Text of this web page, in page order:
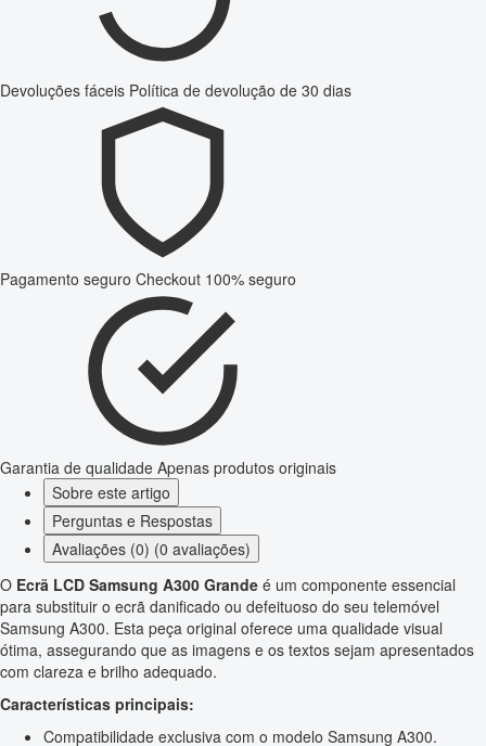
Devoluções fáceis Política de devolução de 30 dias
Pagamento seguro Checkout 100% seguro
Garantia de qualidade Apenas produtos originais
Sobre este artigo
Perguntas e Respostas
Avaliações (0) (0 avaliações)
O Ecrã LCD Samsung A300 Grande é um componente essencial
para substituir o ecrã danificado ou defeituoso do seu telemóvel
Samsung A300. Esta peça original oferece uma qualidade visual
ótima, assegurando que as imagens e os textos sejam apresentados
com clareza e brilho adequado.
Características principais:
Compatibilidade exclusiva com o modelo Samsung A300.